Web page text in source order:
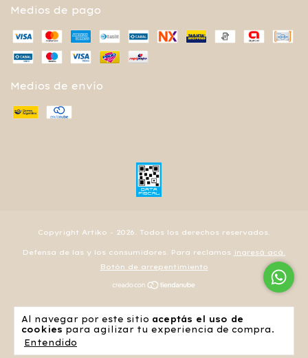
Al navegar por este sitio aceptás el uso de
cookies para agilizar tu experiencia de compra.
Entendido
Medios de pago
Medios de envío
Copyright Artiko - 2026. Todos los derechos reservados.
Defensa de las y los consumidores. Para reclamos ingresá acá.
Botón de arrepentimiento